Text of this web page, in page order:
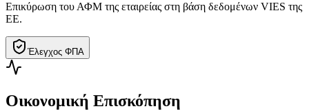
Επικύρωση του ΑΦΜ της εταιρείας στη βάση δεδομένων VIES της
ΕΕ.
Έλεγχος ΦΠΑ
Οικονομική Επισκόπηση